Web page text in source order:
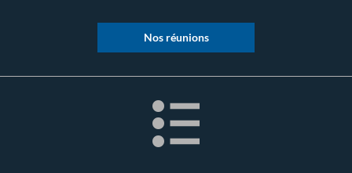
Nos réunions